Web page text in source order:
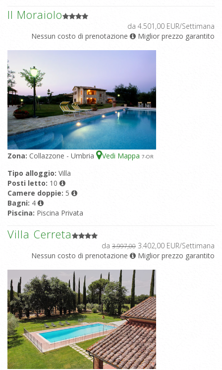
Il Moraiolo
da 4.501,00 EUR/Settimana
Nessun costo di prenotazione
Miglior prezzo garantito
Zona: Collazzone - Umbria Vedi Mappa 7-OR
Tipo alloggio: Villa
Posti letto: 10
Camere doppie: 5
Bagni: 4
Piscina: Piscina Privata
Villa Cerreta
da 3.997,00 3.402,00 EUR/Settimana
Nessun costo di prenotazione
Miglior prezzo garantito